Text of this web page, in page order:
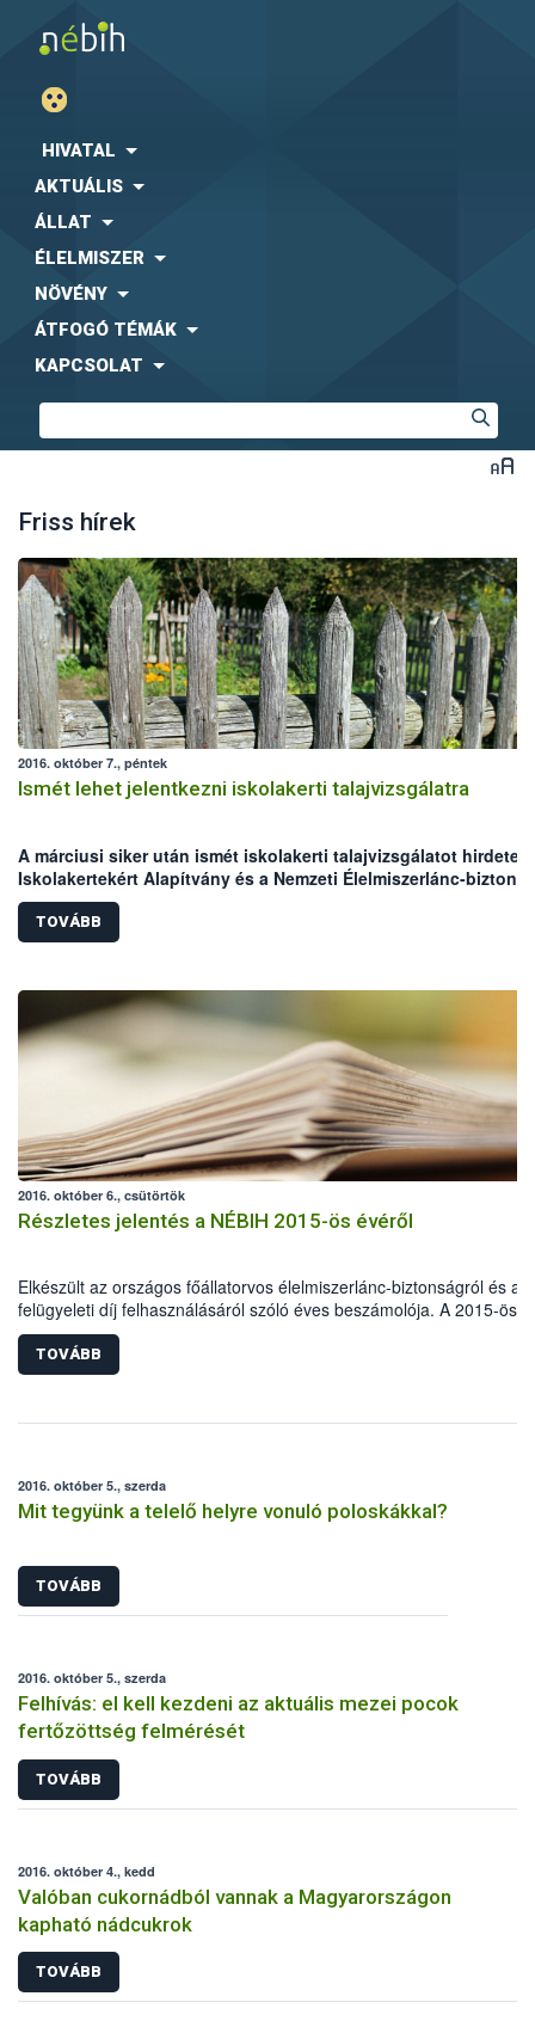
HIVATAL
AKTUÁLIS
ÁLLAT
ÉLELMISZER
NÖVÉNY
ÁTFOGÓ TÉMÁK
KAPCSOLAT
Friss hírek
2016. október 7., péntek
Ismét lehet jelentkezni iskolakerti talajvizsgálatra
A márciusi siker után ismét iskolakerti talajvizsgálatot hirdetett
Iskolakertekért Alapítvány és a Nemzeti Élelmiszerlánc-
Hivatal (NÉBIH). A kezdeményezés célja, hogy az iskolákban
megfelelő és biztonságos talajon tanulhassák meg a gyerekek
növénytermesztés alapjait. A programra október 22-ig várják a
TOVÁBB
2016. október 6., csütörtök
Részletes jelentés a NÉBIH 2015-ös évéről
Elkészült az országos főállatorvos élelmiszerlánc-biztonságról és a
felügyeleti díj felhasználásáról szóló éves beszámolója. A 2015-ös
adatait összefoglaló dokumentum átfogó képet nyújt az
felügyeletről és a Földművelésügyi Minisztérium (FM)
háttérintézményeként működő Nemzeti Élelmiszerlánc-biztonsági
hárommillió laborvizsgálat, 1,2 milliárd forint bírság és 2 milliárd
TOVÁBB
2016. október 5., szerda
Mit tegyünk a telelő helyre vonuló poloskákkal?
TOVÁBB
2016. október 5., szerda
Felhívás: el kell kezdeni az aktuális mezei pocok
fertőzöttség felmérését
TOVÁBB
2016. október 4., kedd
Valóban cukornádból vannak a Magyarországon
kapható nádcukrok
TOVÁBB